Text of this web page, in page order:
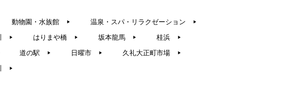
動物園・水族館 ▶︎ 温泉・スパ・リラクゼーション ▶︎
▶︎ はりまや橋 ▶︎ 坂本龍馬 ▶︎ 桂浜 ▶︎
道の駅 ▶︎ 日曜市 ▶︎ 久礼大正町市場 ▶︎
▶︎